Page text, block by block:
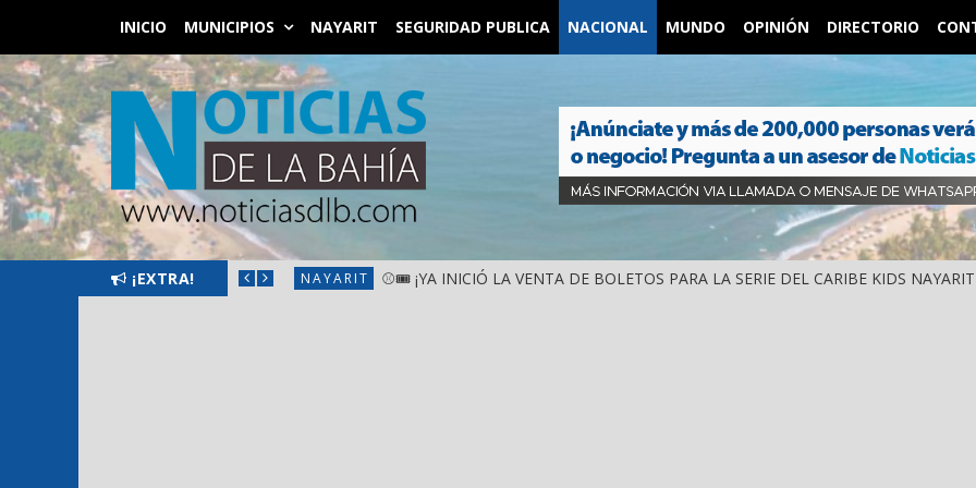
INICIO MUNICIPIOS NAYARIT SEGURIDAD PUBLICA NACIONAL MUNDO OPINIÓN DIRECTORIO
¡EXTRA!
IXCUINTLA NAYARIT ⚾🎟️ ¡YA INICIÓ LA VENTA DE BOLETOS PARA LA SERIE DEL CARIBE KIDS